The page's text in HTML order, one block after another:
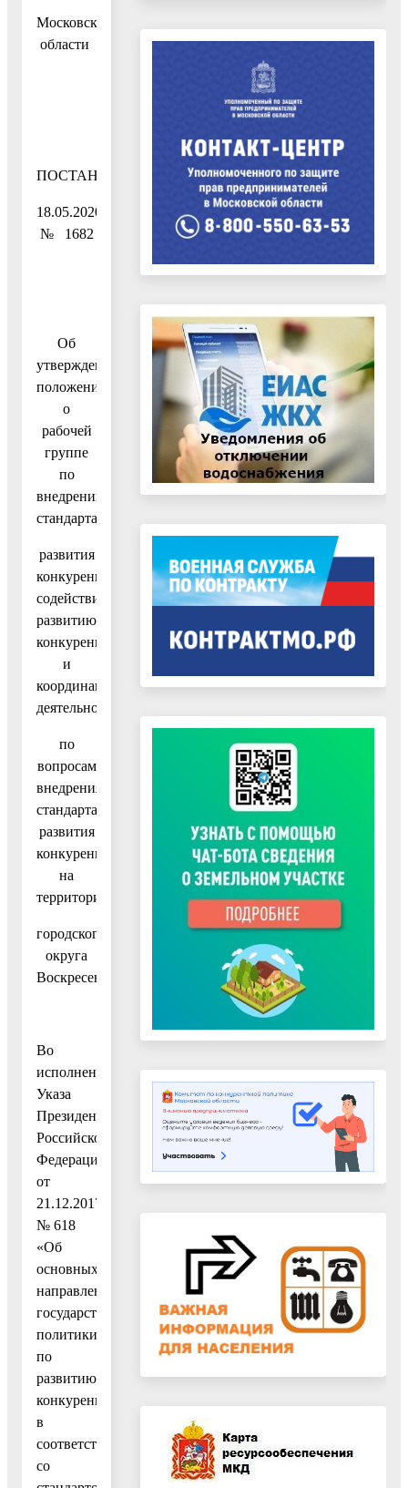
Московской
области
ПОСТАНОВЛЕНИЕ
18.05.2020
№ 1682
Об
утверждении
положения
о
рабочей
группе
по
внедрению
стандарта
развития
конкуренции,
содействию
развитию
конкуренции
и
координации
деятельности
по
вопросам
внедрения
стандарта
развития
конкуренции
на
территории
городского
округа
Воскресенск
Во
исполнение
Указа
Президента
Российской
Федерации
от
21.12.2017
№ 618
«Об
основных
направлениях
государственной
политики
по
развитию
конкуренции»,
в
соответствии
со